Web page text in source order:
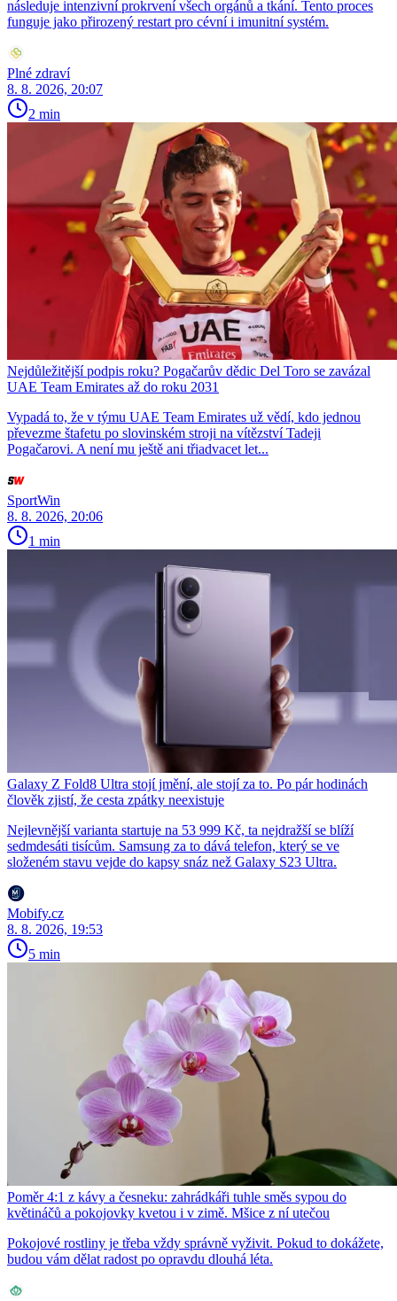
následuje intenzivní prokrvení všech orgánů a tkání. Tento proces
funguje jako přirozený restart pro cévní i imunitní systém.
Plné zdraví
8. 8. 2026, 20:07
2 min
Nejdůležitější podpis roku? Pogačarův dědic Del Toro se zavázal
UAE Team Emirates až do roku 2031
Vypadá to, že v týmu UAE Team Emirates už vědí, kdo jednou
převezme štafetu po slovinském stroji na vítězství Tadeji
Pogačarovi. A není mu ještě ani třiadvacet let...
SportWin
8. 8. 2026, 20:06
1 min
Galaxy Z Fold8 Ultra stojí jmění, ale stojí za to. Po pár hodinách
člověk zjistí, že cesta zpátky neexistuje
Nejlevnější varianta startuje na 53 999 Kč, ta nejdražší se blíží
sedmdesáti tisícům. Samsung za to dává telefon, který se ve
složeném stavu vejde do kapsy snáz než Galaxy S23 Ultra.
Mobify.cz
8. 8. 2026, 19:53
5 min
Poměr 4:1 z kávy a česneku: zahrádkáři tuhle směs sypou do
květináčů a pokojovky kvetou i v zimě. Mšice z ní utečou
Pokojové rostliny je třeba vždy správně vyživit. Pokud to dokážete,
budou vám dělat radost po opravdu dlouhá léta.